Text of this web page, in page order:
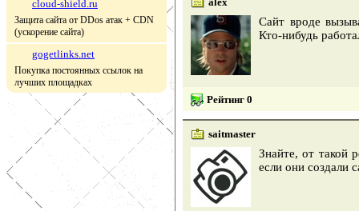
cloud-shield.ru
Защита сайта от DDos атак + CDN
(ускорение сайта)
gogetlinks.net
Покупка постоянных ссылок на
лучших площадках
Сайт вроде
Кто-нибудь
Рейтинг 0
saitmaster
Знайте, от такой
если они создали